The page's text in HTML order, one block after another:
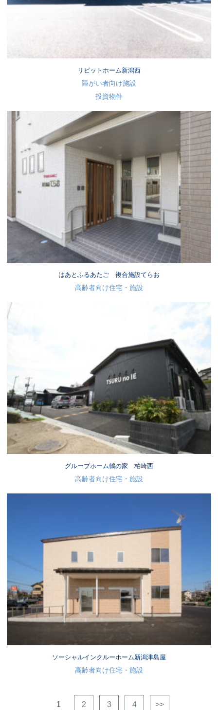
リビットホーム新潟西
障がい者向け施設
投資物件
はあとふるあたご 複合施設てらお
高齢者向け住宅・施設
グループホーム鶴の家 柏崎西
高齢者向け住宅・施設
ソーシャルインクルーホーム新潟津島屋
高齢者向け住宅・施設
1 2 3 4 >>